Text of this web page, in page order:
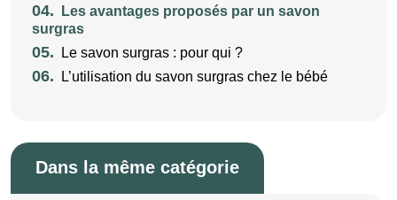
04.
Les avantages proposés par un savon
surgras
05. Le savon surgras : pour qui ?
06. L’utilisation du savon surgras chez le bébé
Dans la même catégorie